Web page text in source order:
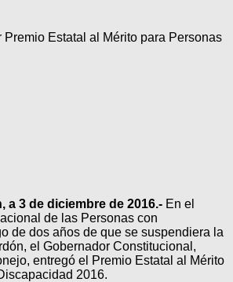
Premio Estatal al Mérito para Personas
a 3 de diciembre de 2016.- En el
de las Personas con
de dos años de que se suspendiera la
el Gobernador Constitucional,
entregó el Premio Estatal al Mérito
2016.